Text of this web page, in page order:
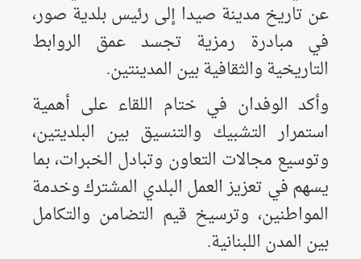
عن تاريخ مدينة صيدا إلى رئيس بلدية صور،
في مبادرة رمزية تجسد عمق الروابط
التاريخية والثقافية بين المدينتين.
وأكد الوفدان في ختام اللقاء على أهمية
استمرار التشبيك والتنسيق بين البلديتين،
وتوسيع مجالات التعاون وتبادل الخبرات، بما
يسهم في تعزيز العمل البلدي المشترك وخدمة
المواطنين، وترسيخ قيم التضامن والتكامل
بين المدن اللبنانية.